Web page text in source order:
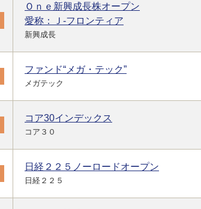
Ｏｎｅ新興成長株オープン
愛称：Ｊ-フロンティア
新興成長
ファンド“メガ・テック”
メガテック
コア30インデックス
コア３０
日経２２５ノーロードオープン
日経２２５